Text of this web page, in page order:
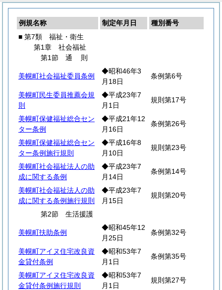
例規名称 制定年月日
種別番号
■ 第7類 福祉・衛生
第1章 社会福祉
第1節 通 則
美幌町社会福祉委員条例
◆昭和46年3
月18日
条例第6号
美幌町民生委員推薦会規
則
◆平成23年7
月1日
規則第17号
美幌町保健福祉総合セン
ター条例
◆平成21年12
月16日
条例第26号
美幌町保健福祉総合セン
ター条例施行規則
◆平成16年8
月10日
規則第23号
美幌町社会福祉法人の助
成に関する条例
◆平成23年7
月14日
条例第14号
美幌町社会福祉法人の助
成に関する条例施行規則
◆平成23年7
月15日
規則第20号
第2節 生活援護
美幌町扶助条例
◆昭和45年12
月25日
条例第32号
美幌町アイヌ住宅改良資
金貸付条例
◆昭和53年7
月1日
条例第35号
美幌町アイヌ住宅改良資
金貸付条例施行規則
◆昭和53年7
月1日
規則第27号